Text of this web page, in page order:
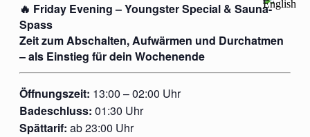
🔥 Friday Evening – Youngster Special & Sauna-
Spass
Zeit zum Abschalten, Aufwärmen und Durchatmen
– als Einstieg für dein Wochenende
Öffnungszeit: 13:00 – 02:00 Uhr
Badeschluss: 01:30 Uhr
Spättarif: ab 23:00 Uhr